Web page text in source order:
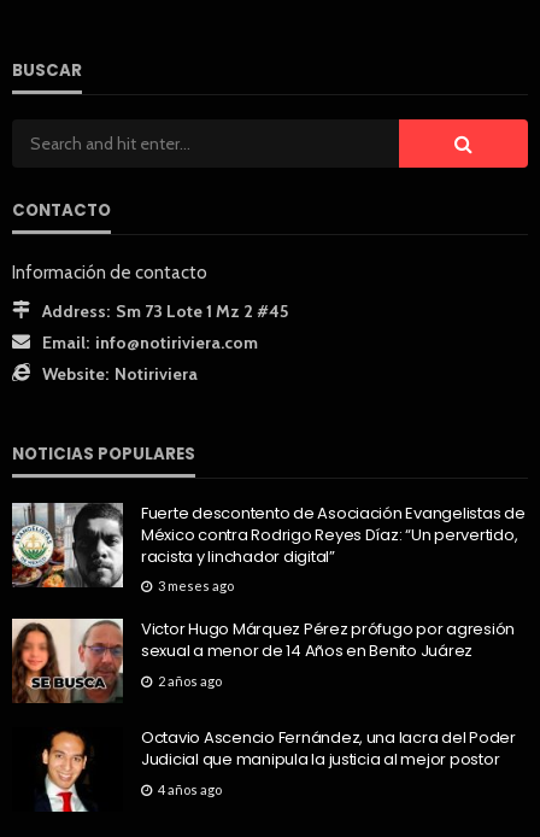
BUSCAR
CONTACTO
Información de contacto
Address: Sm 73 Lote 1 Mz 2 #45
Email: info@notiriviera.com
Website: Notiriviera
NOTICIAS POPULARES
Fuerte descontento de Asociación Evangelistas de
México contra Rodrigo Reyes Díaz: “Un pervertido,
racista y linchador digital”
3 meses ago
Victor Hugo Márquez Pérez prófugo por agresión
sexual a menor de 14 Años en Benito Juárez
2 años ago
Octavio Ascencio Fernández, una lacra del Poder
Judicial que manipula la justicia al mejor postor
4 años ago